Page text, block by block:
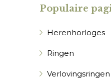
Populaire
Herenhorloges
Ringen
Verlovingsringen